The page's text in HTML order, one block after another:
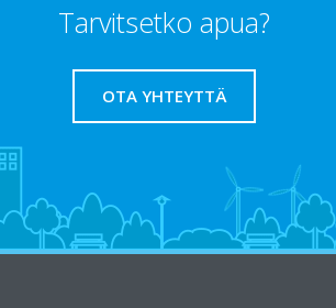
Tarvitsetko apua?
OTA YHTEYTTÄ